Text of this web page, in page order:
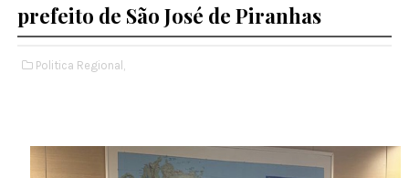
prefeito de São José de Piranhas
Politica Regional,